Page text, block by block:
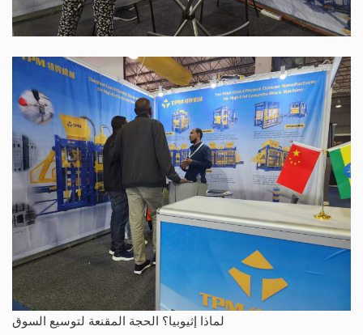
لماذا إثيوبيا؟ الحجة المقنعة لتوسيع السوق